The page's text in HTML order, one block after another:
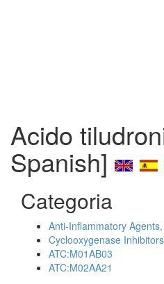
Acido
Spanish]
Categoria
Anti-Inflammatory
Cyclooxygenase Inhibitors
ATC:M01AB03
ATC:M02AA21